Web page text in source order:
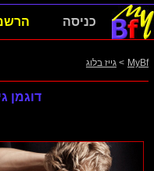
כניסה
MyBf
> גייז בלוג
דוגמן